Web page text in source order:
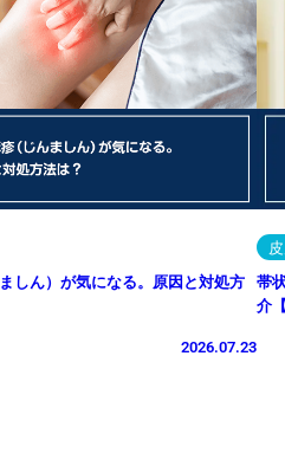
しん）が気になる。原因と対処方
2026.07.23
帯
介